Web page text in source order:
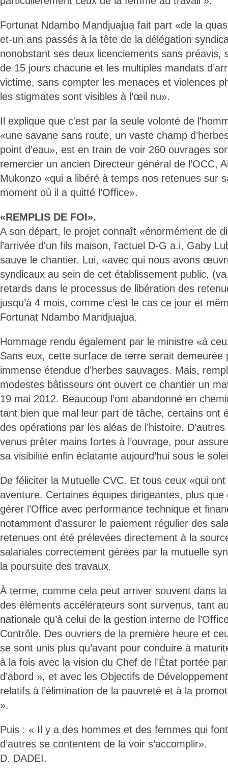
Fortunat Ndambo Mandjuajua fait part «de la
et-un ans passés à la tête de la délégation
nonobstant ses deux licenciements sans préavis,
de 15 jours chacune et les multiples mandats
victime, sans compter les menaces et violences
les stigmates sont visibles à l’œil nu».
Il explique que c'est par la seule volonté de
«une savane sans route, un vaste champ
point d’eau», est en train de voir 260 ouvrages
remercier un ancien Directeur général de l’OCC,
Mukonzo «qui a libéré à temps nos retenues sur
moment où il a quitté l’Office».
«REMPLIS DE FOI».
A son départ, le projet connaît «énormément de
l’arrivée d'un fils maison, l'actuel D-G a.i, Gaby
sauve le chantier. Lui, «avec qui nous avons
syndicaux au sein de cet établissement public,
retards dans le processus de libération des
jusqu’à 4 mois, comme c’est le cas ce jour et
Fortunat Ndambo Mandjuajua.
Hommage rendu également par le ministre «à
Sans eux, cette surface de terre serait demeurée
immense étendue d’herbes sauvages. Mais,
modestes bâtisseurs ont ouvert ce chantier un
19 mai 2012. Beaucoup l’ont abandonné en
tant bien que mal leur part de tâche, certains ont
des opérations par les aléas de l’histoire.
venus prêter mains fortes à l’ouvrage, pour
sa visibilité enfin éclatante aujourd’hui sous le
De féliciter la Mutuelle CVC. Et tous ceux «qui
aventure. Certaines équipes dirigeantes, plus que
gérer l’Office avec performance technique et
notamment d’assurer le paiement régulier des
retenues ont été prélevées directement à la
salariales correctement gérées par la mutuelle
la poursuite des travaux.
À terme, comme cela peut arriver souvent dans la
des éléments accélérateurs sont survenus, tant
nationale qu’à celui de la gestion interne de
Contrôle. Des ouvriers de la première heure et
se sont unis plus qu’avant pour conduire à
à la fois avec la vision du Chef de l’État portée
d’abord », et avec les Objectifs de
relatifs à l’élimination de la pauvreté et à la
».
Puis : « Il y a des hommes et des femmes qui
d’autres se contentent de la voir s’accomplir».
D. DADEI.